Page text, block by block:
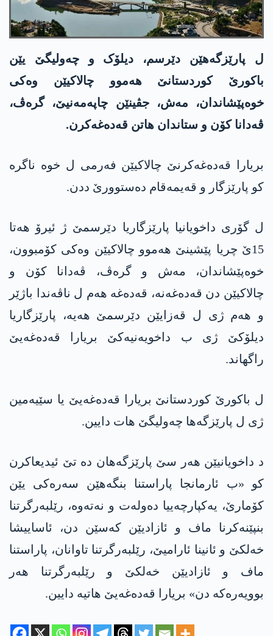
ل پارێزگەهێن دێرسم، دیلۆک و چەولیگێ یێن
باکورێ کوردستانێ هەموو چالاکیێن وەکی
خوەپێشاندان، مەش، جڤینێن چاپەمەنیێ، گرەڤ،
ڤەدانا کۆن و ستاندان هاتن قه‌ده‌غه‌کرن.
بریارا قه‌ده‌غه‌کرنێ چالاکیێن فەرمی ل خوە ناگرە
کو پارێزگار و قەیمەقام دەستوورێ ددن.
ل گۆری داخویانیا پارێزگاریا دێرسمێ ژ ئیرۆ هەتا
15ێ چریا پێشینێ هەموو چالاکیێن وەکی کۆمبوون،
خوەپێشاندان، مەش و گرەڤ، ڤەدانا کۆن و
چالاکیێن دن قه‌ده‌غه‌نە، قه‌ده‌غه‌ هەم ل ناڤەندا باژێر
و هەم ژی ل قەزایێن دێرسمێ هەیە، پارێزگاریا
دیلۆکێ ژی ب داخویەنیەکێ بریارا قه‌ده‌غه‌یێ
راگهاند.
ل باکورێ کوردستانێ بریارا قه‌ده‌غه‌یێ یا سێیەمین
ژی ل پارێزگەها چەولیگێ هات دایین.
د داخویانیێن هەر سێ پارێزگەهان دە تێ ئیدیعاکرن
کو «ب ئارمانجا پاراستنا بنگەهێن سەرەکی یێن
کۆمارێ، یەکپارچەییا دەولەت و نەتەوە، رێلبەرگرتنا
بنپێنەکرنا ماف و ئازادیێن کەسێن دن، ئاساییشا
خەلکێ و ئانینا ئارامیێ، رێلبەرگرتنا تاوانان، پاراستنا
ماف و ئازادیێن خەلکێ و رێلبەرگرتنا هەر
بوویەرەکە دن» بریارا قه‌ده‌غه‌یێ هاتیە دایین.